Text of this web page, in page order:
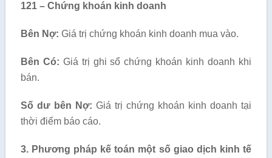
121 – Chứng khoán kinh doanh
Bên Nợ: Giá trị chứng khoán kinh doanh mua vào.
Bên Có: Giá trị ghi sổ chứng khoán kinh doanh khi
bán.
Số dư bên Nợ: Giá trị chứng khoán kinh doanh tại
thời điểm báo cáo.
3. Phương pháp kế toán một số giao dịch kinh tế